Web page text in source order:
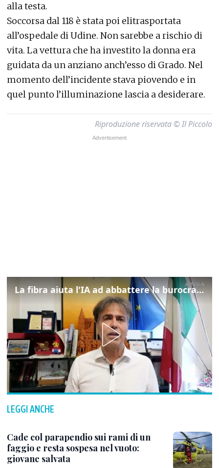
alla testa.
Soccorsa dal 118 è stata poi elitrasportata
all’ospedale di Udine. Non sarebbe a rischio di
vita. La vettura che ha investito la donna era
guidata da un anziano anch’esso di Grado. Nel
momento dell’incidente stava piovendo e in
quel punto l’illuminazione lascia a desiderare.
Riproduzione riservata © Il Piccolo
La fibra aiuta l'IA ad abbattere la burocrazia, progetto pilota in Veneto
LEGGI ANCHE
Cade col parapendio sui rami di un
faggio e resta sospesa nel vuoto:
giovane salvata